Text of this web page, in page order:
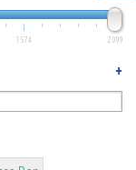
1 574 2 099
+
2